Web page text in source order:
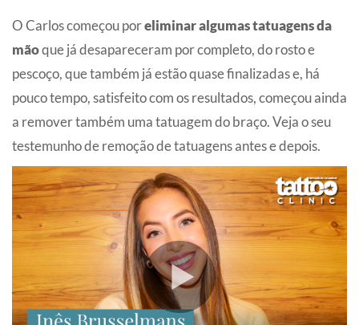
O Carlos começou poreliminar algumas tatuagens da
mãoque já desapareceram por completo, do rosto e
pescoço, que também já estão quase finalizadas e, há
pouco tempo, satisfeito com os resultados, começou ainda
a remover também uma tatuagem do braço. Veja o seu
testemunho de remoção de tatuagens antes e depois.